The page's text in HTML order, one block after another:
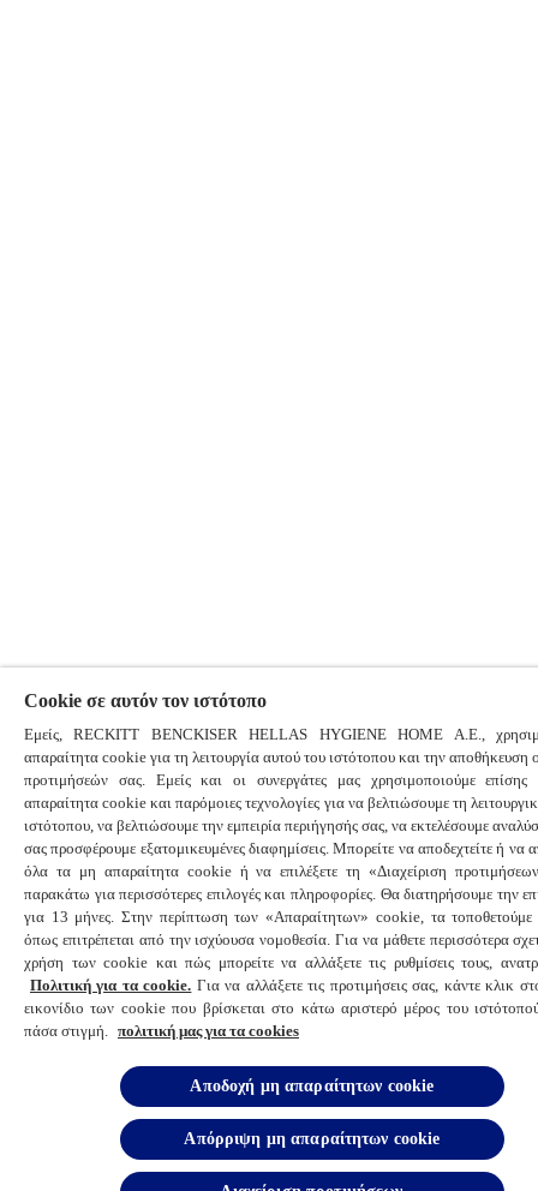
Cookie σε αυτόν τον ιστότοπο
Εμείς, RECKITT BENCKISER HELLAS HYGIENE HOME A.E.,
απαραίτητα cookie για τη λειτουργία αυτού του ιστότοπου και την αποθήκευση
προτιμήσεών σας. Εμείς και οι συνεργάτες μας χρησιμοποιούμε
απαραίτητα cookie και παρόμοιες τεχνολογίες για να βελτιώσουμε τη
ιστότοπου, να βελτιώσουμε την εμπειρία περιήγησής σας, να εκτελέσουμε
σας προσφέρουμε εξατομικευμένες διαφημίσεις. Μπορείτε να αποδεχτείτε ή να
όλα τα μη απαραίτητα cookie ή να επιλέξετε τη «Διαχείριση
παρακάτω για περισσότερες επιλογές και πληροφορίες. Θα διατηρήσουμε την
για 13 μήνες. Στην περίπτωση των «Απαραίτητων» cookie, τα τοποθετούμε
όπως επιτρέπεται από την ισχύουσα νομοθεσία. Για να μάθετε περισσότερα
χρήση των cookie και πώς μπορείτε να αλλάξετε τις ρυθμίσεις τους,
Πολιτική για τα cookie. Για να αλλάξετε τις προτιμήσεις σας, κάντε κλικ
εικονίδιο των cookie που βρίσκεται στο κάτω αριστερό μέρος του
πάσα στιγμή. πολιτική μας για τα cookies
Αποδοχή μη απαραίτητων cookie
Απόρριψη μη απαραίτητων cookie